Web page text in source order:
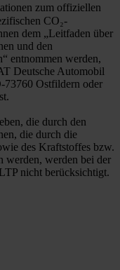
zum offiziellen
CO₂-
dem „Leitfaden über
und den
entnommen werden,
Deutsche Automobil
Ostfildern oder
die durch den
die durch die
des Kraftstoffes bzw.
werden, werden bei der
nicht berücksichtigt.